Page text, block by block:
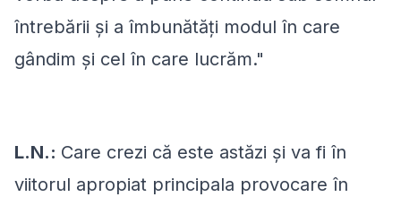
întrebării și a îmbunătăți modul în care
gândim și cel în care lucrăm."
L.N.: Care crezi că este astăzi şi va fi în
viitorul apropiat principala provocare în